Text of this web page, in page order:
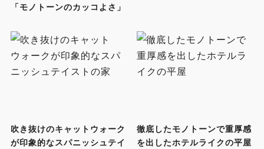
「モノトーンのカッコよさ」
吹き抜けのキャットウォーク
が印象的なスパニッシュテイ
徹底したモノトーンで重厚感
を出したホテルライクの平屋